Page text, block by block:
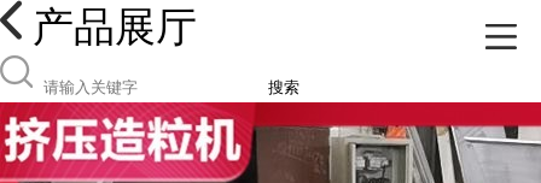
产品展厅
搜索